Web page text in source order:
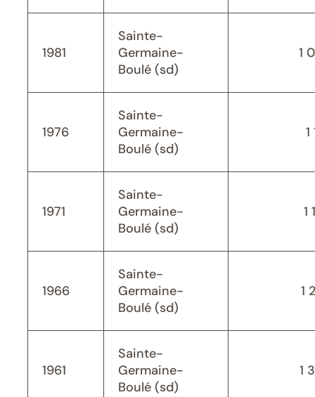
1981
Sainte-
Germaine-
Boulé (sd)
1
1976
Sainte-
Germaine-
Boulé (sd)
1
1971
Sainte-
Germaine-
Boulé (sd)
1
1966
Sainte-
Germaine-
Boulé (sd)
1
1961
Sainte-
Germaine-
Boulé (sd)
1